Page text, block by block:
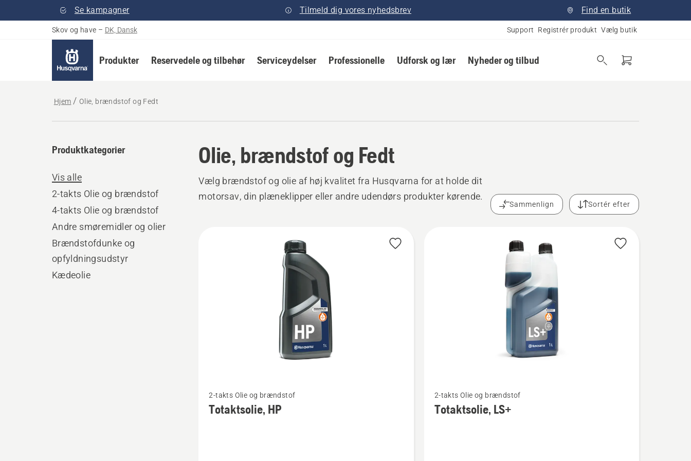
Se kampagner Tilmeld dig vores nyhedsbrev Find en butik
Skov og have – DK, Dansk Support Registrér produkt Vælg butik
Produkter Reservedele og tilbehør Serviceydelser Professionelle Udforsk og lær Nyheder og tilbud
Hjem Olie, brændstof og Fedt
Olie, brændstof og Fedt
Produktkategorier
Vis alle
2-takts Olie og brændstof
4-takts Olie og brændstof
Andre smøremidler og olier
Brændstofdunke og
opfyldningsudstyr
Kædeolie
Vælg brændstof og olie af høj kvalitet fra Husqvarna for at holde dit
motorsav, din plæneklipper eller andre udendørs produkter kørende.
Sammenlign Sortér efter
flere
detaljer
2-takts Olie og brændstof
Totaktsolie, HP
flere
detaljer
2-takts Olie og brændstof
Totaktsolie, LS+